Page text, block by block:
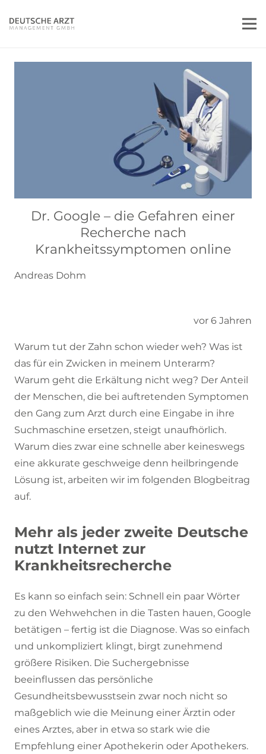
Dr. Google – die Gefahren einer
Recherche nach
Krankheitssymptomen online
Andreas Dohm
vor 6 Jahren
Warum tut der Zahn schon wieder weh? Was ist
das für ein Zwicken in meinem Unterarm?
Warum geht die Erkältung nicht weg? Der Anteil
der Menschen, die bei auftretenden Symptomen
den Gang zum Arzt durch eine Eingabe in ihre
Suchmaschine ersetzen, steigt unaufhörlich.
Warum dies zwar eine schnelle aber keineswegs
eine akkurate geschweige denn heilbringende
Lösung ist, arbeiten wir im folgenden Blogbeitrag
auf.
Mehr als jeder zweite Deutsche
nutzt Internet zur
Krankheitsrecherche
Es kann so einfach sein: Schnell ein paar Wörter
zu den Wehwehchen in die Tasten hauen, Google
betätigen – fertig ist die Diagnose. Was so einfach
und unkompliziert klingt, birgt zunehmend
größere Risiken. Die Suchergebnisse
beeinflussen das persönliche
Gesundheitsbewusstsein zwar noch nicht so
maßgeblich wie die Meinung einer Ärztin oder
eines Arztes, aber in etwa so stark wie die
Empfehlung einer Apothekerin oder Apothekers.